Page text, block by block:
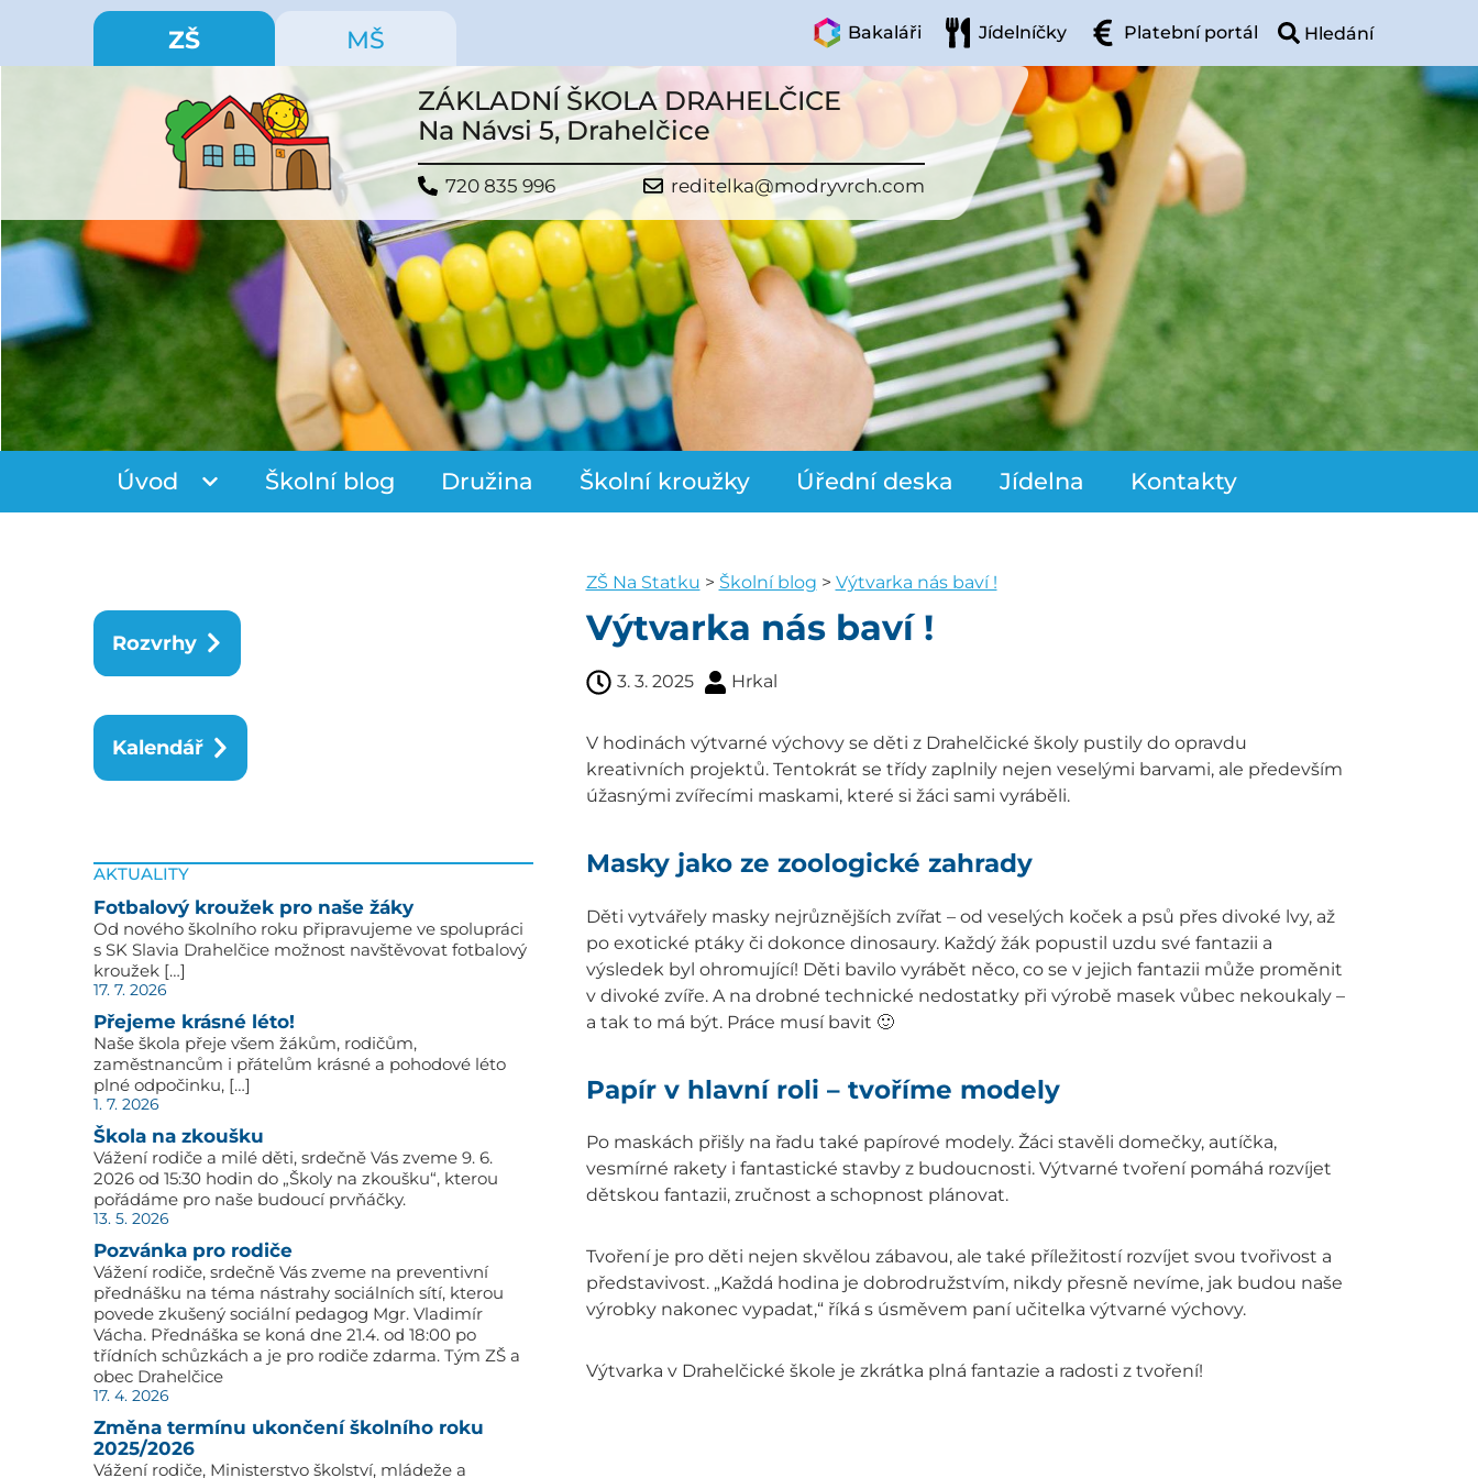
ZŠ MŠ Bakaláři Jídelníčky Platební portál
ZÁKLADNÍ ŠKOLA DRAHELČICE
Na Návsi 5, Drahelčice
720 835 996 reditelka@modryvrch.com
Úvod Školní blog Družina Školní kroužky Úřední deska Jídelna Kontakty
Rozvrhy
Kalendář
AKTUALITY
Fotbalový kroužek pro naše žáky
Od nového školního roku připravujeme ve spolupráci
s SK Slavia Drahelčice možnost navštěvovat fotbalový
kroužek […]
17. 7. 2026
Přejeme krásné léto!
Naše škola přeje všem žákům, rodičům,
zaměstnancům i přátelům krásné a pohodové léto
plné odpočinku, […]
1. 7. 2026
Škola na zkoušku
Vážení rodiče a milé děti, srdečně Vás zveme 9. 6.
2026 od 15:30 hodin do „Školy na zkoušku“, kterou
pořádáme pro naše budoucí prvňáčky.
13. 5. 2026
Pozvánka pro rodiče
Vážení rodiče, srdečně Vás zveme na preventivní
přednášku na téma nástrahy sociálních sítí, kterou
povede zkušený sociální pedagog Mgr. Vladimír
Vácha. Přednáška se koná dne 21.4. od 18:00 po
třídních schůzkách a je pro rodiče zdarma. Tým ZŠ a
obec Drahelčice
17. 4. 2026
Změna termínu ukončení školního roku
2025/2026
Vážení rodiče, Ministerstvo školství, mládeže a
ZŠ Na Statku > Školní blog > Výtvarka nás baví !
Výtvarka nás baví !
3. 3. 2025 Hrkal
V hodinách výtvarné výchovy se děti z Drahelčické školy pustily do opravdu
kreativních projektů. Tentokrát se třídy zaplnily nejen veselými barvami, ale především
úžasnými zvířecími maskami, které si žáci sami vyráběli.
Masky jako ze zoologické zahrady
Děti vytvářely masky nejrůznějších zvířat – od veselých koček a psů přes divoké lvy, až
po exotické ptáky či dokonce dinosaury. Každý žák popustil uzdu své fantazii a
výsledek byl ohromující! Děti bavilo vyrábět něco, co se v jejich fantazii může proměnit
v divoké zvíře. A na drobné technické nedostatky při výrobě masek vůbec nekoukaly –
a tak to má být. Práce musí bavit 🙂
Papír v hlavní roli – tvoříme modely
Po maskách přišly na řadu také papírové modely. Žáci stavěli domečky, autíčka,
vesmírné rakety i fantastické stavby z budoucnosti. Výtvarné tvoření pomáhá rozvíjet
dětskou fantazii, zručnost a schopnost plánovat.
Tvoření je pro děti nejen skvělou zábavou, ale také příležitostí rozvíjet svou tvořivost a
představivost. „Každá hodina je dobrodružstvím, nikdy přesně nevíme, jak budou naše
výrobky nakonec vypadat,“ říká s úsměvem paní učitelka výtvarné výchovy.
Výtvarka v Drahelčické škole je zkrátka plná fantazie a radosti z tvoření!